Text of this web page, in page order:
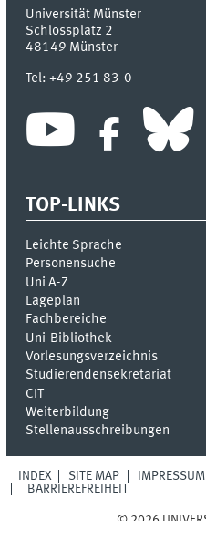
Universität Münster
Schlossplatz 2
48149 Münster
Tel:+49 251 83-0
TOP-LINKS
Leichte Sprache
Personensuche
Uni A-Z
Lageplan
Fachbereiche
Uni-Bi­bli­o­thek
Vor­le­sungs­ver­zeich­nis
Stu­die­ren­den­se­kre­ta­ri­at
CIT
Weiterbildung
Stellenausschreibungen
INDEX SITE MAP IMPRESSUM
BARRIEREFREIHEIT
© 2026